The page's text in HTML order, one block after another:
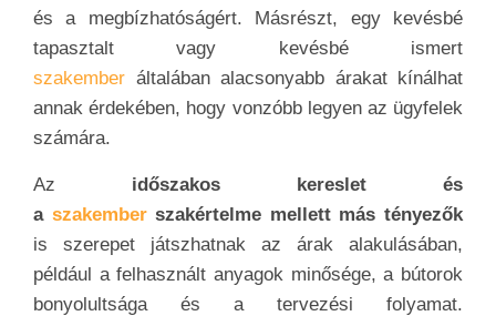
és a megbízhatóságért. Másrészt, egy kevésbé
tapasztalt vagy kevésbé ismert
szakember általában alacsonyabb árakat kínálhat
annak érdekében, hogy vonzóbb legyen az ügyfelek
számára.
Az időszakos kereslet és
a szakemberszakértelme mellett más tényezők
is szerepet játszhatnak az árak alakulásában,
például a felhasznált anyagok minősége, a bútorok
bonyolultsága és a tervezési folyamat.